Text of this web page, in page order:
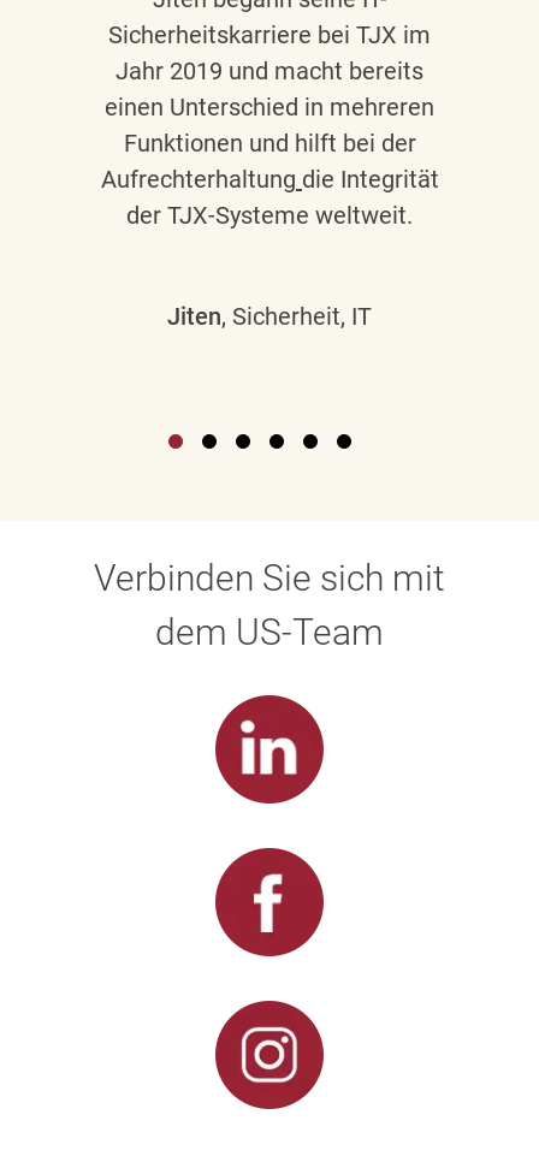
Sicherheitskarriere bei TJX im
Jahr 2019 und macht bereits
einen Unterschied in mehreren
Funktionen und hilft bei der
Aufrechterhaltung die Integrität
der TJX-Systeme weltweit.
Jiten, Sicherheit, IT
Verbinden Sie sich mit
dem US-Team